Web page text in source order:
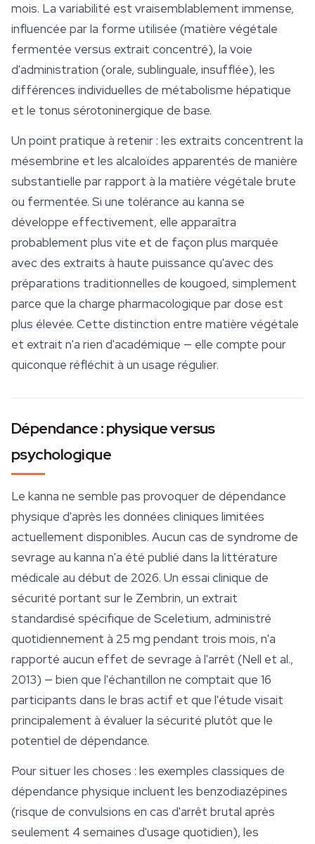
mois. La variabilité est vraisemblablement immense,
influencée par la forme utilisée (matière végétale
fermentée versus extrait concentré), la voie
d'administration (orale, sublinguale, insufflée), les
différences individuelles de métabolisme hépatique
et le tonus sérotoninergique de base.
Un point pratique à retenir : les extraits concentrent la
mésembrine et les alcaloïdes apparentés de manière
substantielle par rapport à la matière végétale brute
ou fermentée. Si une tolérance au kanna se
développe effectivement, elle apparaîtra
probablement plus vite et de façon plus marquée
avec des extraits à haute puissance qu'avec des
préparations traditionnelles de kougoed, simplement
parce que la charge pharmacologique par dose est
plus élevée. Cette distinction entre matière végétale
et extrait n'a rien d'académique — elle compte pour
quiconque réfléchit à un usage régulier.
Dépendance : physique versus
psychologique
Le kanna ne semble pas provoquer de dépendance
physique d'après les données cliniques limitées
actuellement disponibles. Aucun cas de syndrome de
sevrage au kanna n'a été publié dans la littérature
médicale au début de 2026. Un essai clinique de
sécurité portant sur le Zembrin, un extrait
standardisé spécifique de Sceletium, administré
quotidiennement à 25 mg pendant trois mois, n'a
rapporté aucun effet de sevrage à l'arrêt (Nell et al.,
2013) — bien que l'échantillon ne comptait que 16
participants dans le bras actif et que l'étude visait
principalement à évaluer la sécurité plutôt que le
potentiel de dépendance.
Pour situer les choses : les exemples classiques de
dépendance physique incluent les benzodiazépines
(risque de convulsions en cas d'arrêt brutal après
seulement 4 semaines d'usage quotidien), les